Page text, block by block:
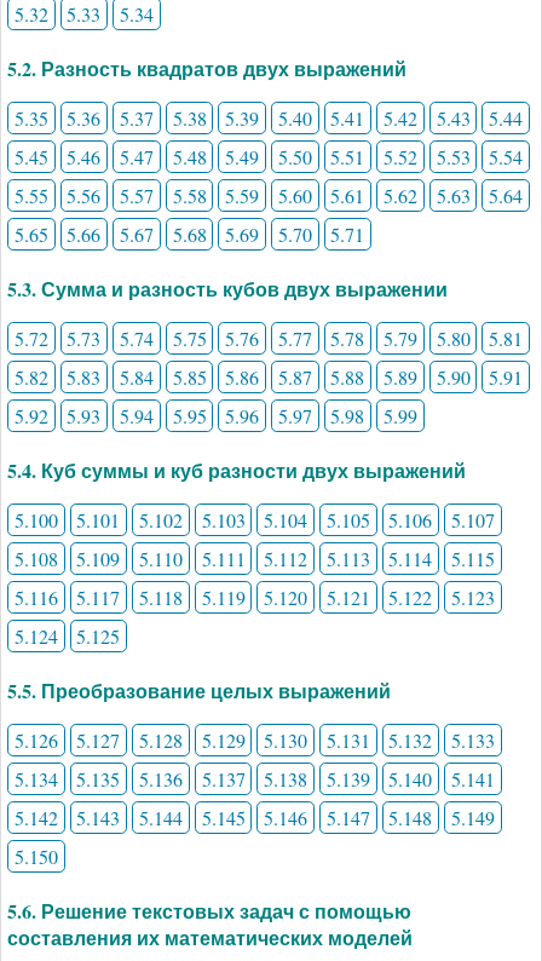
5.32
5.33 5.34
5.2. Разность квадратов двух выражений
5.35 5.36 5.37 5.38 5.39 5.40 5.41 5.42 5.43
5.44
5.45
5.46 5.47 5.48 5.49 5.50 5.51 5.52 5.53
5.54
5.55
5.56 5.57 5.58 5.59 5.60 5.61 5.62 5.63
5.64
5.65
5.66 5.67 5.68 5.69 5.70 5.71
5.3. Сумма и разность кубов двух выражении
5.72 5.73 5.74 5.75 5.76 5.77 5.78 5.79 5.80
5.81
5.82
5.83 5.84 5.85 5.86 5.87 5.88 5.89 5.90
5.91
5.92
5.93 5.94 5.95 5.96 5.97 5.98 5.99
5.4. Куб суммы и куб разности двух выражений
5.100 5.101 5.102 5.103 5.104 5.105 5.106
5.107
5.108
5.109 5.110 5.111 5.112 5.113 5.114
5.115
5.116
5.117 5.118 5.119 5.120 5.121 5.122
5.123
5.124
5.125
5.5. Преобразование целых выражений
5.126 5.127 5.128 5.129 5.130 5.131 5.132
5.133
5.134
5.135 5.136 5.137 5.138 5.139 5.140
5.141
5.142
5.143 5.144 5.145 5.146 5.147 5.148
5.149
5.150
5.6. Решение текстовых задач с помощью
составления их математических моделей